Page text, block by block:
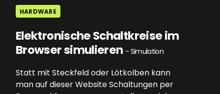
HARDWARE
Elektronische Schaltkreise im
Browser simulieren - Simulation
Statt mit Steckfeld oder Lötkolben kann
man auf dieser Website Schaltungen per